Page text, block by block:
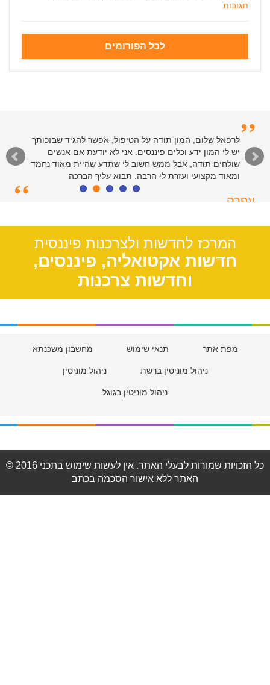
תגובות
לכל הפורומים
לרפאל שלום, המון תודה על הטיפול, אפשר להגיד שבזכותך
יש לי המון ידע וכלים פיננסים. אני לא יודעת אם אנשים
שולחים תודה, אבל ממש חשוב לי שתדע שהיית מאוד נחמד
ומאוד מקצועי ועזרת לי הרבה. תבוא עליך הברכה
עפרה
המרכז לחדשות ולצרכנות פיננסית
חדשות אקטואליה, פיננסים,
וחדשות צרכנות
מפת אתר תנאי שימוש מחשבון משכנתא
ניהול מוניטין ברשת ניהול מוניטין
ניהול מוניטין בגוגל
© 2016 כל הזכויות שמורות לבעלי האתר. אין לעשות שימוש בתכני
האתר ללא אישור הסכמה בכתב